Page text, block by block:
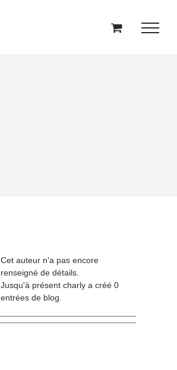
Cet auteur n'a pas encore
renseigné de détails.
Jusqu'à présent charly a créé 0
entrées de blog.